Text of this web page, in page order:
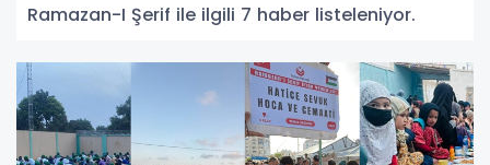
Ramazan-I Şerif ile ilgili 7 haber listeleniyor.